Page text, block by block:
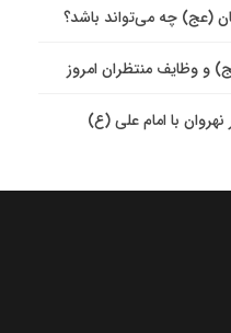
(عج) چه می‌تواند باشد؟
و وظایف منتظران امروز
با امام علی (ع)